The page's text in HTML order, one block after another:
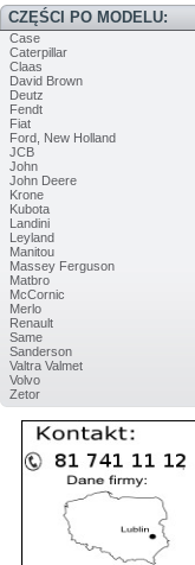
CZĘŚCI PO MODELU:
Case
Caterpillar
Claas
David Brown
Deutz
Fendt
Fiat
Ford, New Holland
JCB
John
John Deere
Krone
Kubota
Landini
Leyland
Manitou
Massey Ferguson
Matbro
McCornic
Merlo
Renault
Same
Sanderson
Valtra Valmet
Volvo
Zetor